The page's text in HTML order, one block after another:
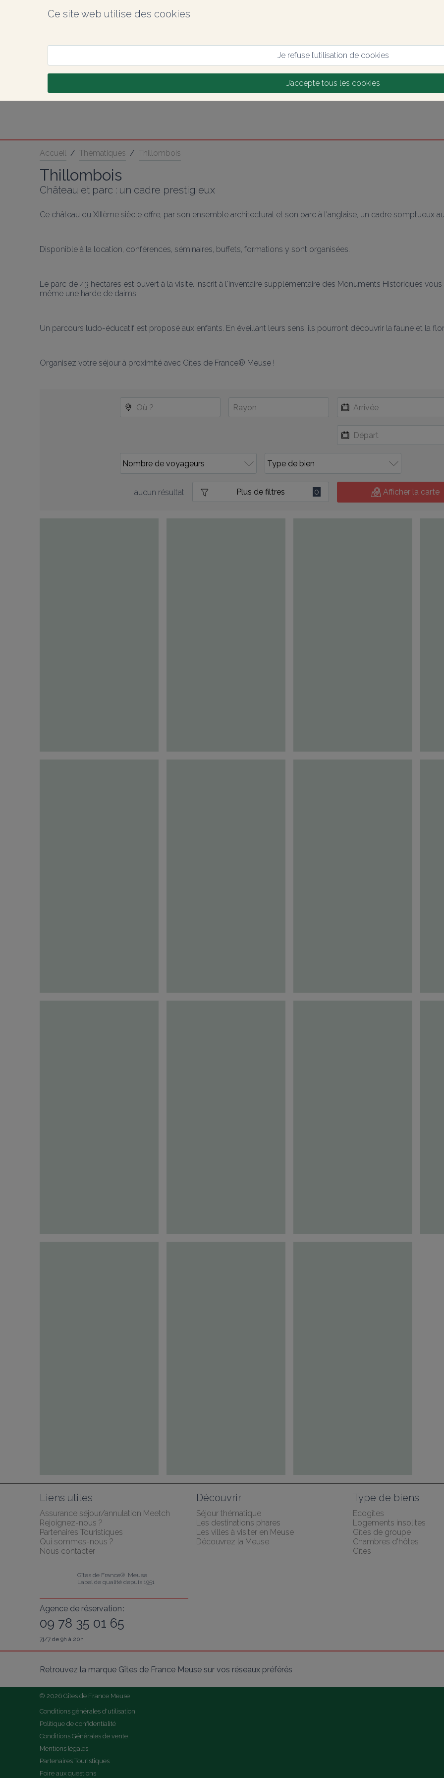
Ce site web utilise des cookies
Je refuse l’utilisation de cookies
J’accepte tous les cookies
Accueil / Thématiques / Thillombois
Thillombois
Château et parc : un cadre prestigieux
Ce château du XIIIème siècle offre, par son ensemble architectural et son parc à l'anglaise, un cadre somptueux
Disponible à la location, conférences, séminaires, buffets, formations y sont organisées.
Le parc de 43 hectares est ouvert à la visite. Inscrit à l'inventaire supplémentaire des Monuments Historiques
même une harde de daims.
Un parcours ludo-éducatif est proposé aux enfants. En éveillant leurs sens, ils pourront découvrir la faune et la
Organisez votre séjour à proximité avec Gîtes de France® Meuse !
aucun résultat Plus de filtres 0 Afficher la carte
Liens utiles
Assurance séjour/annulation Meetch
Rejoignez-nous ?
Partenaires Touristiques
Qui sommes-nous ?
Nous contacter
Découvrir
Séjour thématique
Les destinations phares
Les villes à visiter en Meuse
Découvrez la Meuse
Type de biens
Ecogîtes
Logements insolites
Gîtes de groupe
Chambres d'hôtes
Gîtes
Gîtes de France®  Meuse
Label de qualité depuis 1951
Agence de réservation :
09 78 35 01 65
7j/7 de 9h à 20h
Retrouvez la marque Gîtes de France Meuse sur vos réseaux préférés
© 2026 Gîtes de France Meuse
Conditions générales d'utilisation
Politique de confidentialité
Conditions Générales de vente
Mentions légales
Partenaires Touristiques
Foire aux questions